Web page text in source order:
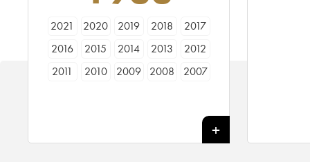
2021 2020 2019 2018
2017
2016
2015 2014 2013
2012
2011
2010 2009 2008
2007
1997
1996
1995 1994 1993
1992